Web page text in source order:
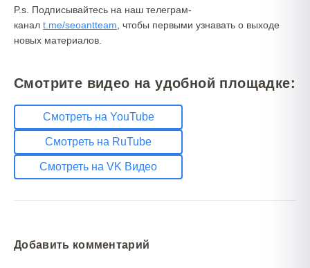
P.s. Подписывайтесь на наш телеграм-
канал t.me/seoantteam , чтобы первыми узнавать о выходе
новых материалов.
Смотрите видео на удобной площадке:
Смотреть на YouTube
Смотреть на RuTube
Смотреть на VK Видео
Добавить комментарий